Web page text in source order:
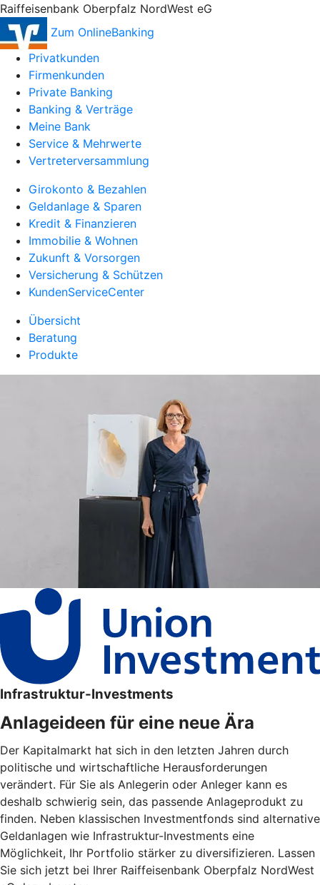
Raiffeisenbank Oberpfalz NordWest eG
Zum OnlineBanking
Privatkunden
Firmenkunden
Private Banking
Banking & Verträge
Meine Bank
Service & Mehrwerte
Vertreterversammlung
Girokonto & Bezahlen
Geldanlage & Sparen
Kredit & Finanzieren
Immobilie & Wohnen
Zukunft & Vorsorgen
Versicherung & Schützen
KundenServiceCenter
Übersicht
Beratung
Produkte
Infrastruktur-Investments
Anlageideen für eine neue Ära
Der Kapitalmarkt hat sich in den letzten Jahren durch
politische und wirtschaftliche Herausforderungen
verändert. Für Sie als Anlegerin oder Anleger kann es
deshalb schwierig sein, das passende Anlageprodukt zu
finden. Neben klassischen Investmentfonds sind alternative
Geldanlagen wie Infrastruktur-Investments eine
Möglichkeit, Ihr Portfolio stärker zu diversifizieren. Lassen
Sie sich jetzt bei Ihrer Raiffeisenbank Oberpfalz NordWest